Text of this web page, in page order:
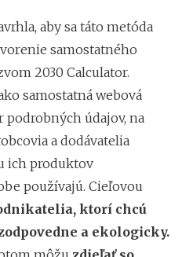
aby sa táto metóda
samostatného
2030 Calculator.
samostatná webová
podrobných údajov, na
a dodávatelia
ich produktov
používajú. Cieľovou
ktorí chcú
a ekologicky.